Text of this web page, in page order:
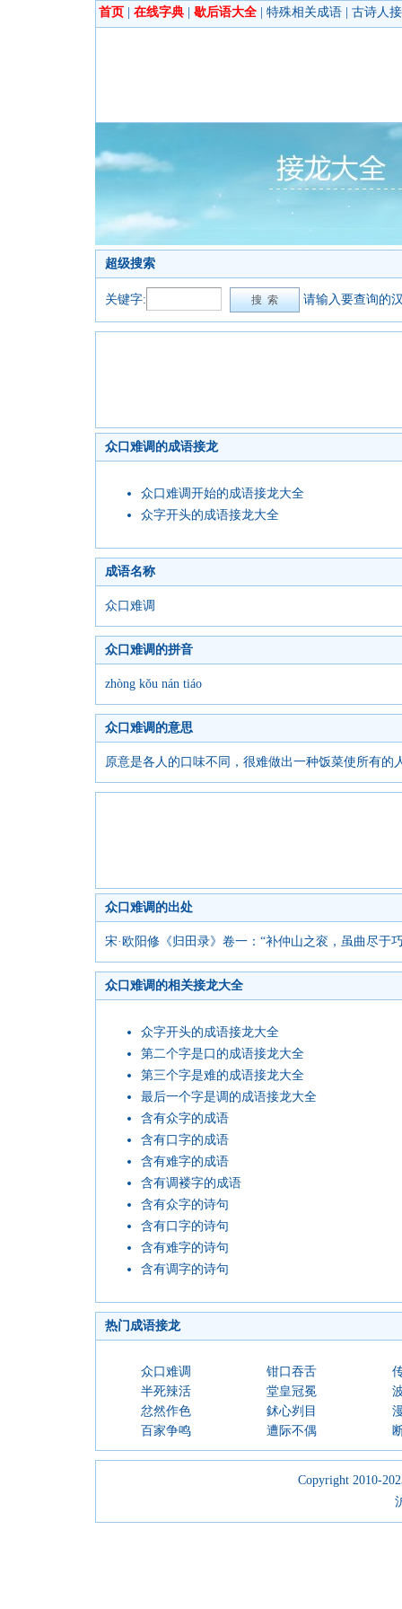
首页 在线字典 歇后语大全 特殊相关成语 古诗人
超级搜索
关键字: 请输入要查询的
众口难调的成语接龙
众口难调开始的成语接龙大全
众字开头的成语接龙大全
成语名称
众口难调
众口难调的拼音
zhòng kǒu nán tiáo
众口难调的意思
原意是各人的口味不同，很难做出一种饭菜使所有
众口难调的出处
宋·欧阳修《归田录》卷一：“补仲山之衮，虽曲尽于
众口难调的相关接龙大全
众字开头的成语接龙大全
第二个字是口的成语接龙大全
第三个字是难的成语接龙大全
最后一个字是调的成语接龙大全
含有众字的成语
含有口字的成语
含有难字的成语
含有调褛字的成语
含有众字的诗句
含有口字的诗句
含有难字的诗句
含有调字的诗句
热门成语接龙
众口难调 钳口吞舌
半死辣活
堂皇冠冕
忿然作色
鉥心刿目
百家争鸣
遭际不偶
Copyright 2010-